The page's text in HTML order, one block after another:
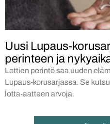
Uusi Lupaus-
perinteen ja
Lottien perintö saa uuden
Lupaus-korusarjassa. Se
lotta-aatteen arvoja.